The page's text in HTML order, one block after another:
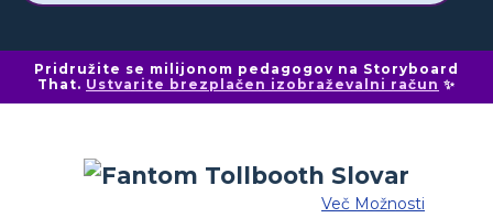
Pridružite se milijonom pedagogov na Storyboard
That. Ustvarite brezplačen izobraževalni račun ✨
Več Možnosti